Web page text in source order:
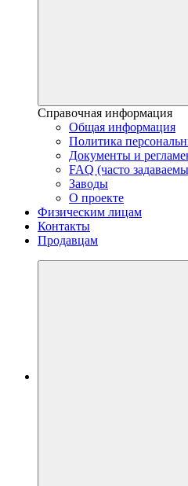
Справочная информация
Общая информация
Политика
Документы и
FAQ (часто
Заводы
О проекте
Физическим лицам
Контакты
Продавцам